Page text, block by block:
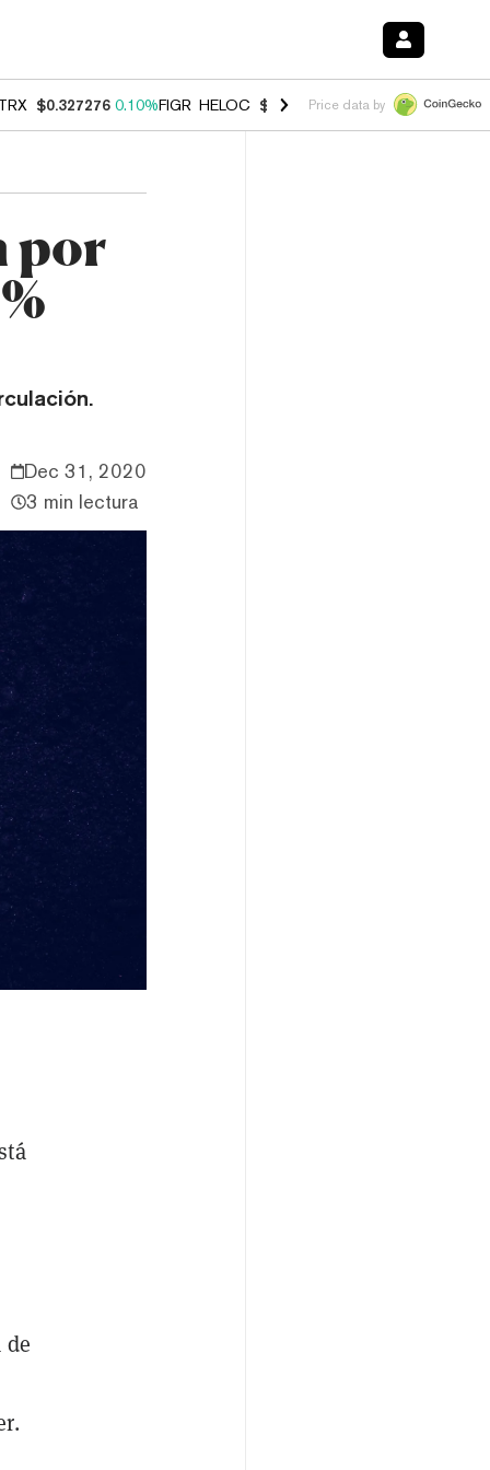
$0.327276 0.10%FIGR_HELOC $1.007 -1.20%HYPE $54.35 -
Price data by
por
Dec 31, 2020
3 min lectura